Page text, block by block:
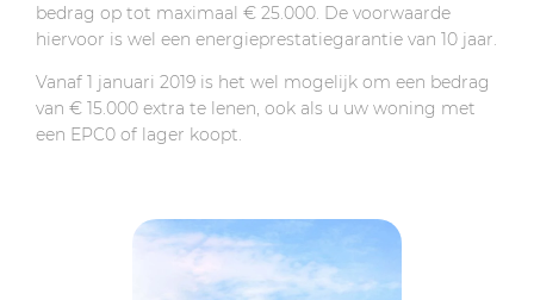
bedrag op tot maximaal € 25.000. De voorwaarde
hiervoor is wel een energieprestatiegarantie van 10 jaar.
Vanaf 1 januari 2019 is het wel mogelijk om een bedrag
van € 15.000 extra te lenen, ook als u uw woning met
een EPC0 of lager koopt.